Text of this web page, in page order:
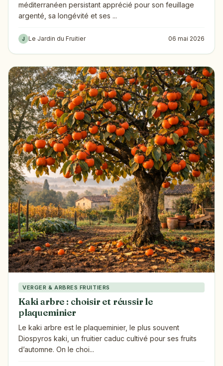
méditerranéen persistant apprécié pour son feuillage
argenté, sa longévité et ses ...
J Le Jardin du Fruitier 06 mai 2026
VERGER & ARBRES FRUITIERS
Kaki arbre : choisir et réussir le
plaqueminier
Le kaki arbre est le plaqueminier, le plus souvent
Diospyros kaki, un fruitier caduc cultivé pour ses fruits
d’automne. On le choi...